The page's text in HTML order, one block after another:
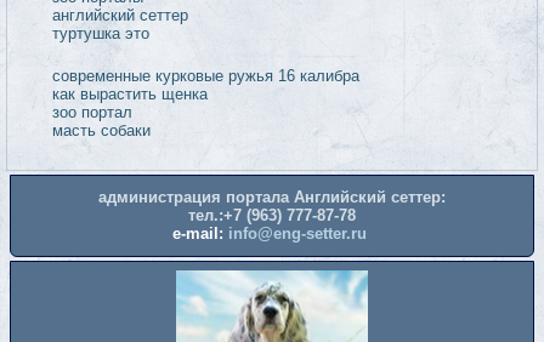
дифференциальная диагностика заболеваний печени
гиперестезия у собак
администрация портала Английский сеттер:
тел.:+7 (963) 777-87-78
e-mail: info@eng-setter.ru